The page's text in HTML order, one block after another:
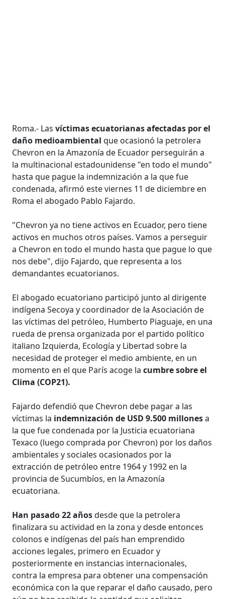
Roma.- Lasvíctimas ecuatorianas afectadas por el
daño medioambientalque ocasionó la petrolera
Chevron en la Amazonía de Ecuador perseguirán a
la multinacional estadounidense "en todo el mundo"
hasta que pague la indemnización a la que fue
condenada, afirmó este viernes 11 de diciembre en
Roma el abogado Pablo Fajardo.
"Chevron ya no tiene activos en Ecuador, pero tiene
activos en muchos otros países. Vamos a perseguir
a Chevron en todo el mundo hasta que pague lo que
nos debe", dijo Fajardo, que representa a los
demandantes ecuatorianos.
El abogado ecuatoriano participó junto al dirigente
indígena Secoya y coordinador de la Asociación de
las víctimas del petróleo, Humberto Piaguaje, en una
rueda de prensa organizada por el partido político
italiano Izquierda, Ecología y Libertad sobre la
necesidad de proteger el medio ambiente, en un
momento en el que París acoge lacumbre sobre el
Clima (COP21).
Fajardo defendió que Chevron debe pagar a las
víctimas la indemnización de USD 9.500 millonesa
la que fue condenada por la Justicia ecuatoriana
Texaco (luego comprada por Chevron) por los daños
ambientales y sociales ocasionados por la
extracción de petróleo entre 1964 y 1992 en la
provincia de Sucumbíos, en la Amazonía
ecuatoriana.
Han pasado 22 añosdesde que la petrolera
finalizara su actividad en la zona y desde entonces
colonos e indígenas del país han emprendido
acciones legales, primero en Ecuador y
posteriormente en instancias internacionales,
contra la empresa para obtener una compensación
económica con la que reparar el daño causado, pero